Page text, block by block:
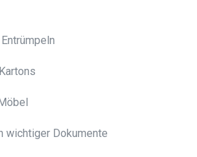
wichtiger Dokumente